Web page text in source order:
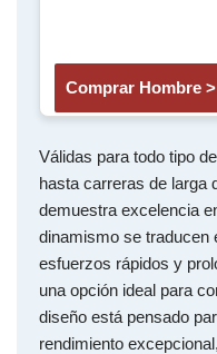
Comprar Hombre >
Válidas para todo tipo
hasta carreras de larga
demuestra excelencia
dinamismo se traducen
esfuerzos rápidos y
una opción ideal para
diseño está pensado
rendimiento